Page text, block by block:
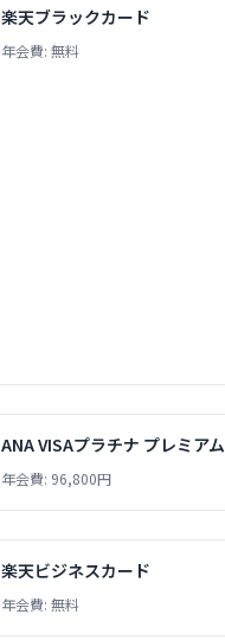
楽天ブラックカード
年会費: 無料
ANA VISAプラチナ プレミア
年会費: 96,800円
楽天ビジネスカード
年会費: 無料